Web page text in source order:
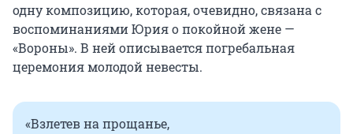
одну композицию, которая, очевидно, связана с
воспоминаниями Юрия о покойной жене —
«Вороны». В ней описывается погребальная
церемония молодой невесты.
«Взлетев на прощанье,